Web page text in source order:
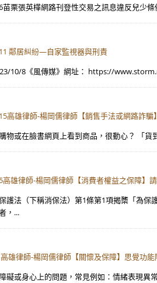
栗張英樺網路刊登性交易之訊息違反兒少
鄰居糾紛—自家監視器與刑責
10/8《風傳媒》網址： https://
高雄律師-楊岡儒律師【銷售手法或網路詐騙
物或在臉書網頁上看到商品，很動心？ 「
雄律師-楊岡儒律師【消費者權益之保障】
護法（下稱消保法）第1條第1項揭櫫「為
，...
雄律師-楊岡儒律師【關懷及保障】思覺功能
礙或身心上的問題，常見例如：情緒表現